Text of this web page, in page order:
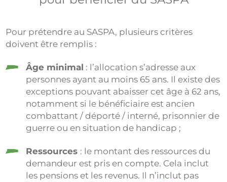
Pour prétendre au SASPA, plusieurs critères
doivent être remplis :
Âge minimal : l’allocation s’adresse aux
personnes ayant au moins 65 ans. Il existe des
exceptions pouvant abaisser cet âge à 62 ans,
notamment si le bénéficiaire est ancien
combattant / déporté / interné, prisonnier de
guerre ou en situation de handicap ;
Ressources : le montant des ressources du
demandeur est pris en compte. Cela inclut
les pensions et les revenus. Il n’inclut pas